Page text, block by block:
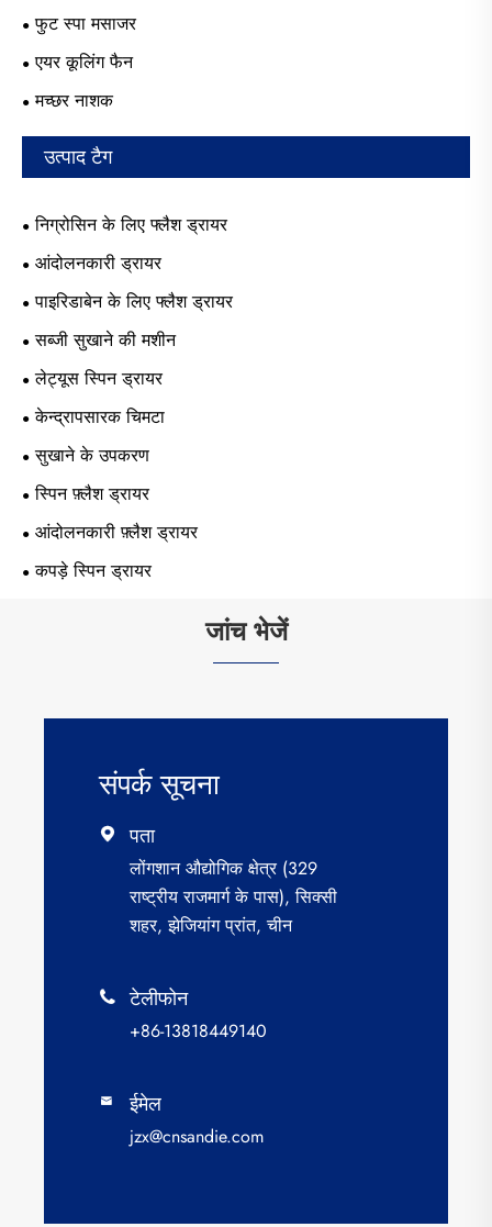
फुट स्पा मसाजर
एयर कूलिंग फैन
मच्छर नाशक
उत्पाद टैग
निग्रोसिन के लिए फ्लैश ड्रायर
आंदोलनकारी ड्रायर
पाइरिडाबेन के लिए फ्लैश ड्रायर
सब्जी सुखाने की मशीन
लेट्यूस स्पिन ड्रायर
केन्द्रापसारक चिमटा
सुखाने के उपकरण
स्पिन फ़्लैश ड्रायर
आंदोलनकारी फ़्लैश ड्रायर
कपड़े स्पिन ड्रायर
जांच भेजें
संपर्क सूचना
 पता
लोंगशान औद्योगिक क्षेत्र (329
राष्ट्रीय राजमार्ग के पास), सिक्सी
शहर, झेजियांग प्रांत, चीन
 टेलीफोन
+86-13818449140
 ईमेल
jzx@cnsandie.com